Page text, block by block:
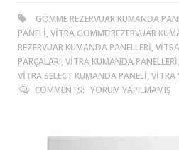
GÖMME REZERVUAR KUMANDA
PANELI, VITRA GÖMME REZERVUAR
REZERVUAR KUMANDA PANELLERI,
PARÇALARI, VITRA KUMANDA
VITRA SELECT KUMANDA PANELI, VITRA
COMMENTS: YORUM YAPILMAMIŞ